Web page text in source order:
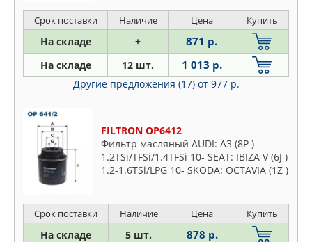
Срок поставки Наличие Цена Купить
На складе + 871 р.
На складе 12 шт. 1 013 р.
Другие предложения (17) от 977 р.
FILTRON OP6412
Фильтр масляный AUDI: A3 (8P )
1.2TSi/TFSi/1.4TFSi 10- SEAT: IBIZA V (6J )
1.2-1.6TSi/LPG 10- SKODA: OCTAVIA (1Z )
Срок поставки Наличие Цена Купить
На складе 5 шт. 878 р.